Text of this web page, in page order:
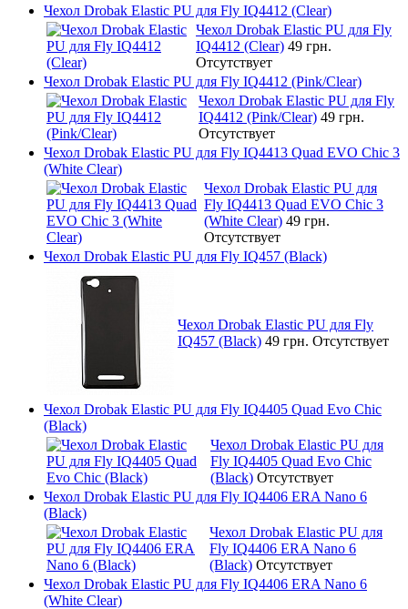
Чехол Drobak Elastic PU для Fly IQ4412 (Clear)
Чехол Drobak Elastic PU для Fly
IQ4412 (Clear) 49 грн.
Отсутствует
Чехол Drobak Elastic PU для Fly IQ4412 (Pink/Clear)
Чехол Drobak Elastic PU для Fly
IQ4412 (Pink/Clear) 49 грн.
Отсутствует
Чехол Drobak Elastic PU для Fly IQ4413 Quad EVO Chic 3
(White Clear)
Чехол Drobak Elastic PU для
Fly IQ4413 Quad EVO Chic 3
(White Clear) 49 грн.
Отсутствует
Чехол Drobak Elastic PU для Fly IQ457 (Black)
Чехол Drobak Elastic PU для Fly
IQ457 (Black) 49 грн. Отсутствует
Чехол Drobak Elastic PU для Fly IQ4405 Quad Evo Chic
(Black)
Чехол Drobak Elastic PU для
Fly IQ4405 Quad Evo Chic
(Black) Отсутствует
Чехол Drobak Elastic PU для Fly IQ4406 ERA Nano 6
(Black)
Чехол Drobak Elastic PU для
Fly IQ4406 ERA Nano 6
(Black) Отсутствует
Чехол Drobak Elastic PU для Fly IQ4406 ERA Nano 6
(White Clear)